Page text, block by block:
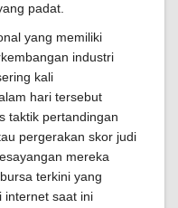
padat.
yang memiliki
industri
kali
hari tersebut
taktik pertandingan
pergerakan skor judi
mereka
terkini yang
internet saat ini